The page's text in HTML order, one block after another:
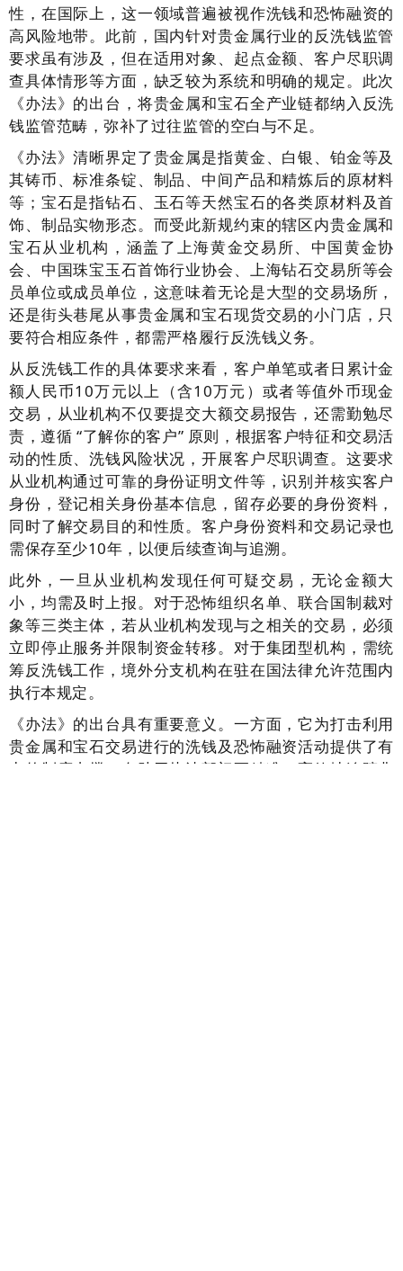
性，在国际上，这一领域普遍被视作洗钱和恐怖融资的
高风险地带。此前，国内针对贵金属行业的反洗钱监管
要求虽有涉及，但在适用对象、起点金额、客户尽职调
查具体情形等方面，缺乏较为系统和明确的规定。此次
《办法》的出台，将贵金属和宝石全产业链都纳入反洗
钱监管范畴，弥补了过往监管的空白与不足。
《办法》清晰界定了贵金属是指黄金、白银、铂金等及
其铸币、标准条锭、制品、中间产品和精炼后的原材料
等；宝石是指钻石、玉石等天然宝石的各类原材料及首
饰、制品实物形态。而受此新规约束的辖区内贵金属和
宝石从业机构，涵盖了上海黄金交易所、中国黄金协
会、中国珠宝玉石首饰行业协会、上海钻石交易所等会
员单位或成员单位，这意味着无论是大型的交易场所，
还是街头巷尾从事贵金属和宝石现货交易的小门店，只
要符合相应条件，都需严格履行反洗钱义务。
从反洗钱工作的具体要求来看，客户单笔或者日累计金
额人民币10万元以上（含10万元）或者等值外币现金
交易，从业机构不仅要提交大额交易报告，还需勤勉尽
责，遵循 “了解你的客户” 原则，根据客户特征和交易活
动的性质、洗钱风险状况，开展客户尽职调查。这要求
从业机构通过可靠的身份证明文件等，识别并核实客户
身份，登记相关身份基本信息，留存必要的身份资料，
同时了解交易目的和性质。客户身份资料和交易记录也
需保存至少10年，以便后续查询与追溯。
此外，一旦从业机构发现任何可疑交易，无论金额大
小，均需及时上报。对于恐怖组织名单、联合国制裁对
象等三类主体，若从业机构发现与之相关的交易，必须
立即停止服务并限制资金转移。对于集团型机构，需统
筹反洗钱工作，境外分支机构在驻在国法律允许范围内
执行本规定。
《办法》的出台具有重要意义。一方面，它为打击利用
贵金属和宝石交易进行的洗钱及恐怖融资活动提供了有
力的制度支撑，有助于执法部门更精准、高效地追踪非